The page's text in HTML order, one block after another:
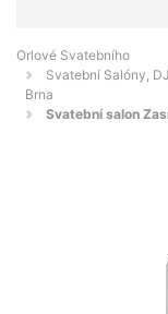
Orlové Svatebního
Svatební Salóny,
Brna
Svatební salon